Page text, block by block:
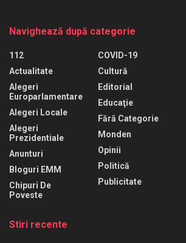
Navighează după categorie
112
Actualitate
Alegeri
Europarlamentare
Alegeri Locale
Alegeri
Prezidentiale
Anunturi
Bloguri EMM
Chipuri De
Poveste
COVID-19
Cultură
Editorial
Educaţie
Fără Categorie
Monden
Opinii
Politică
Publicitate
Stiri recente